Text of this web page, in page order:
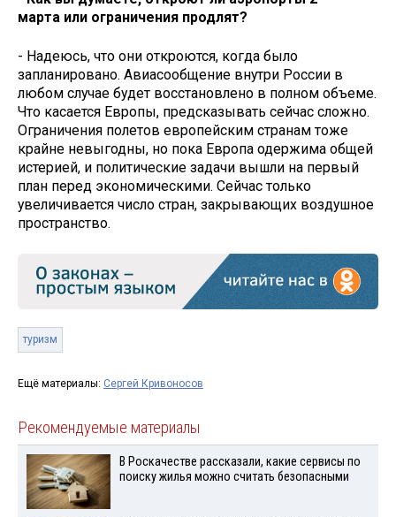
марта или ограничения продлят?
- Надеюсь, что они откроются, когда было
запланировано. Авиасообщение внутри России в
любом случае будет восстановлено в полном объеме.
Что касается Европы, предсказывать сейчас сложно.
Ограничения полетов европейским странам тоже
крайне невыгодны, но пока Европа одержима общей
истерией, и политические задачи вышли на первый
план перед экономическими. Сейчас только
увеличивается число стран, закрывающих воздушное
пространство.
туризм
Ещё материалы: Сергей Кривоносов
Рекомендуемые материалы
В Роскачестве рассказали, какие сервисы по
поиску жилья можно считать безопасными